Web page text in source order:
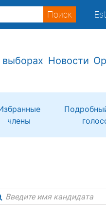
Est
Новости
члены